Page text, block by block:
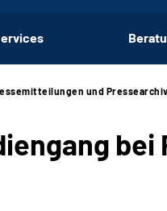
und Pressearchiv